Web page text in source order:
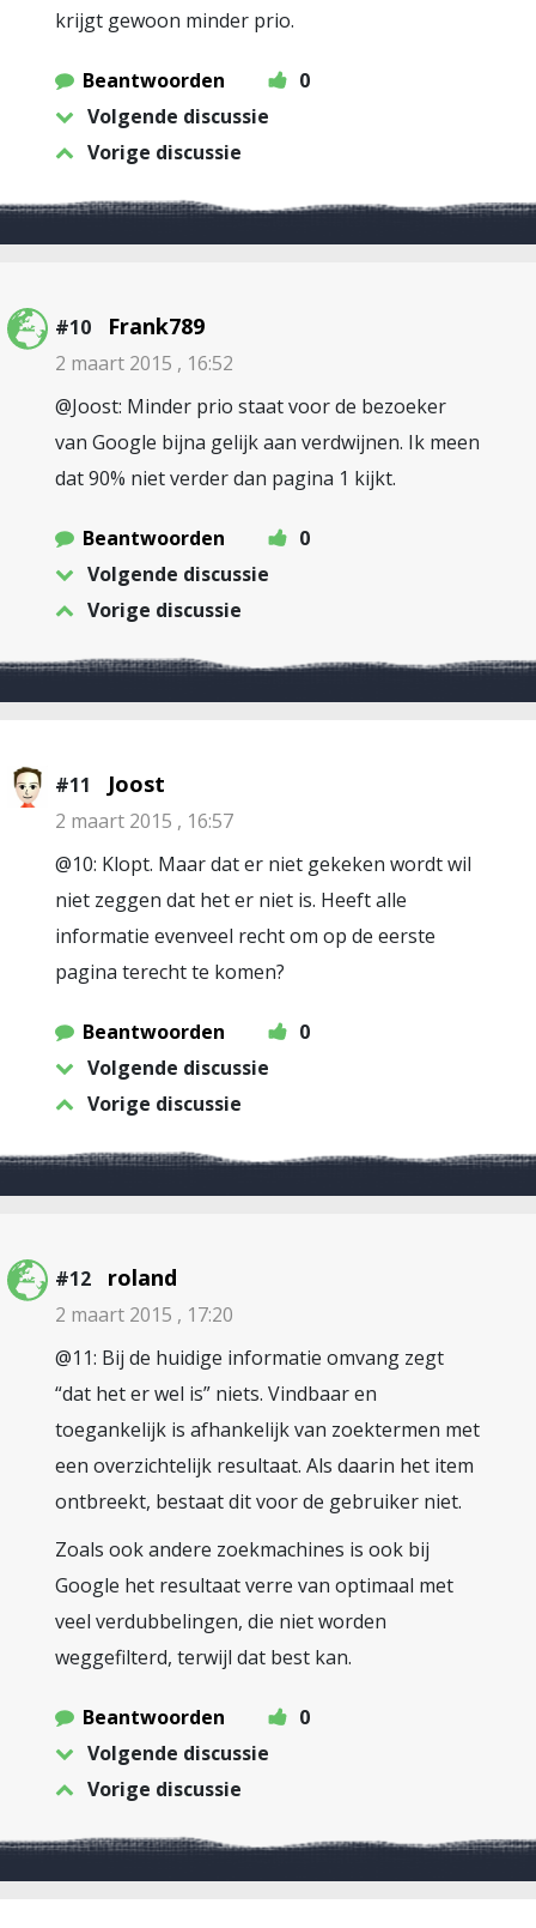
krijgt gewoon minder prio.
Beantwoorden
0
Volgende discussie
Vorige discussie
#10 Frank789
2 maart 2015 , 16:52
@Joost: Minder prio staat voor de bezoeker
van Google bijna gelijk aan verdwijnen. Ik meen
dat 90% niet verder dan pagina 1 kijkt.
Beantwoorden
0
Volgende discussie
Vorige discussie
#11 Joost
2 maart 2015 , 16:57
@10: Klopt. Maar dat er niet gekeken wordt wil
niet zeggen dat het er niet is. Heeft alle
informatie evenveel recht om op de eerste
pagina terecht te komen?
Beantwoorden
0
Volgende discussie
Vorige discussie
#12 roland
2 maart 2015 , 17:20
@11: Bij de huidige informatie omvang zegt
“dat het er wel is” niets. Vindbaar en
toegankelijk is afhankelijk van zoektermen met
een overzichtelijk resultaat. Als daarin het item
ontbreekt, bestaat dit voor de gebruiker niet.
Zoals ook andere zoekmachines is ook bij
Google het resultaat verre van optimaal met
veel verdubbelingen, die niet worden
weggefilterd, terwijl dat best kan.
Beantwoorden
0
Volgende discussie
Vorige discussie